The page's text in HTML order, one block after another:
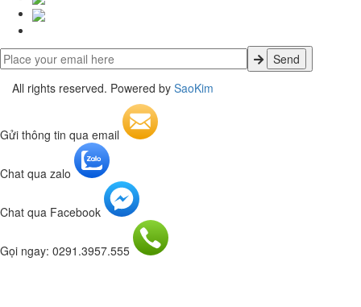
All rights reserved. Powered by SaoKim
Gửi thông tin qua email
Chat qua zalo
Chat qua Facebook
Gọi ngay: 0291.3957.555